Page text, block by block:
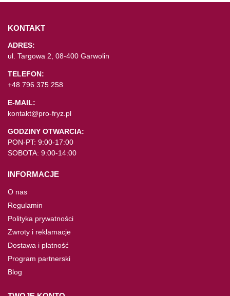
KONTAKT
ADRES:
ul. Targowa 2, 08-400 Garwolin
TELEFON:
+48 796 375 258
E-MAIL:
kontakt@pro-fryz.pl
GODZINY OTWARCIA:
PON-PT: 9:00-17:00
SOBOTA: 9:00-14:00
INFORMACJE
O nas
Regulamin
Polityka prywatności
Zwroty i reklamacje
Dostawa i płatność
Program partnerski
Blog